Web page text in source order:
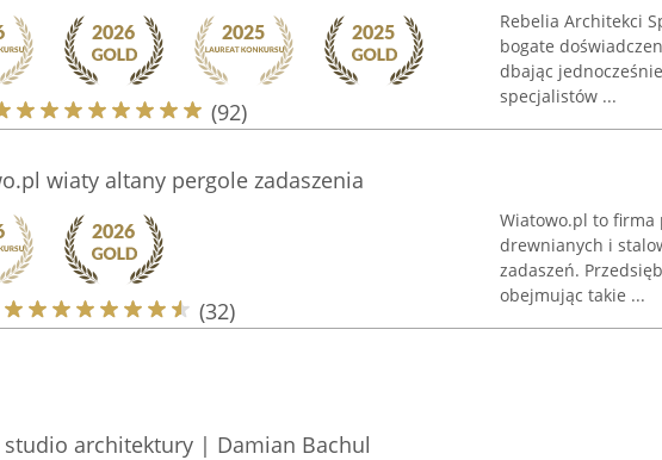
(92)
Rebelia Architekci
bogate
dbając
specjalistów ...
wiaty altany pergole zadaszenia
(32)
Wiatowo.pl to firma
drewnianych i
zadaszeń.
obejmując takie ...
studio architektury | Damian Bachul